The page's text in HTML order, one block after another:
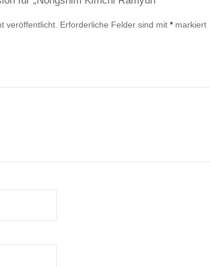
veröffentlicht. Erforderliche Felder sind mit * markiert